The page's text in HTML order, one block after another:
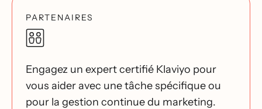
PARTENAIRES
Engagez un expert certifié Klaviyo pour
vous aider avec une tâche spécifique ou
pour la gestion continue du marketing.